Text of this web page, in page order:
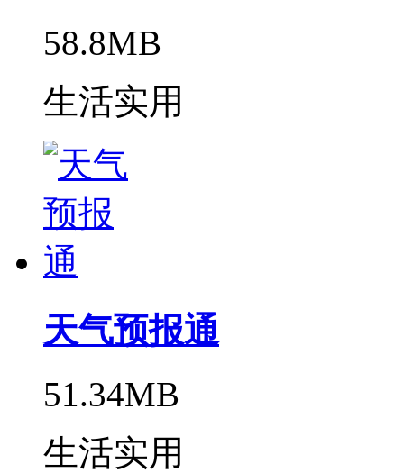
58.8MB
生活实用
天气预报通
51.34MB
生活实用